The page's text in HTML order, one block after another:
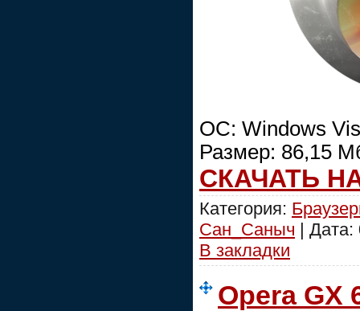
ОС: Windows
Размер: 86,15
СКАЧАТЬ
Категория:
Сан_Саныч | Дата:
В закладки
Opera GX